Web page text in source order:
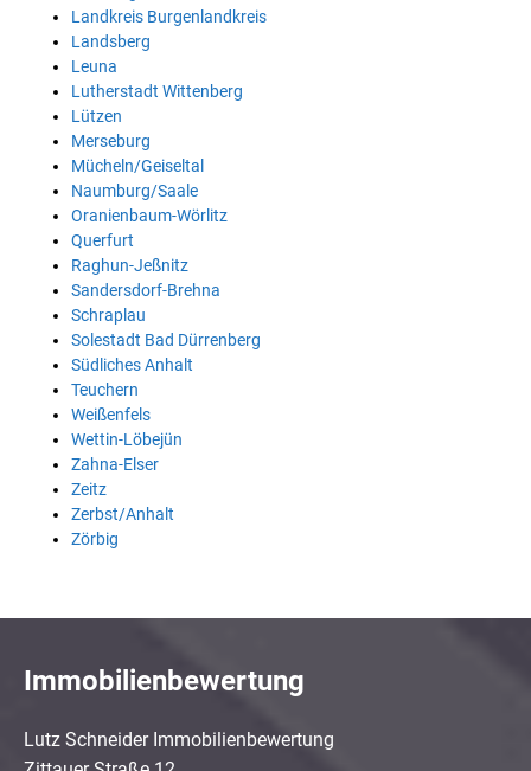
Landkreis Burgenlandkreis
Landsberg
Leuna
Lutherstadt Wittenberg
Lützen
Merseburg
Mücheln/Geiseltal
Naumburg/Saale
Oranienbaum-Wörlitz
Querfurt
Raghun-Jeßnitz
Sandersdorf-Brehna
Schraplau
Solestadt Bad Dürrenberg
Südliches Anhalt
Teuchern
Weißenfels
Wettin-Löbejün
Zahna-Elser
Zeitz
Zerbst/Anhalt
Zörbig
Immobilienbewertung
Lutz Schneider Immobilienbewertung